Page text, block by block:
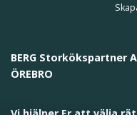
BERG Storkökspartner
ÖREBRO
Vi hjälper Er att välja